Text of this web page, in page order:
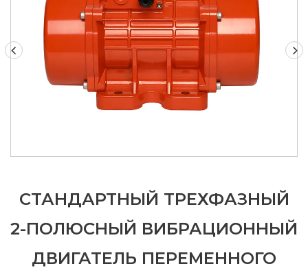
СТАНДАРТНЫЙ ТРЕХФАЗНЫЙ
2-ПОЛЮСНЫЙ ВИБРАЦИОННЫЙ
ДВИГАТЕЛЬ ПЕРЕМЕННОГО